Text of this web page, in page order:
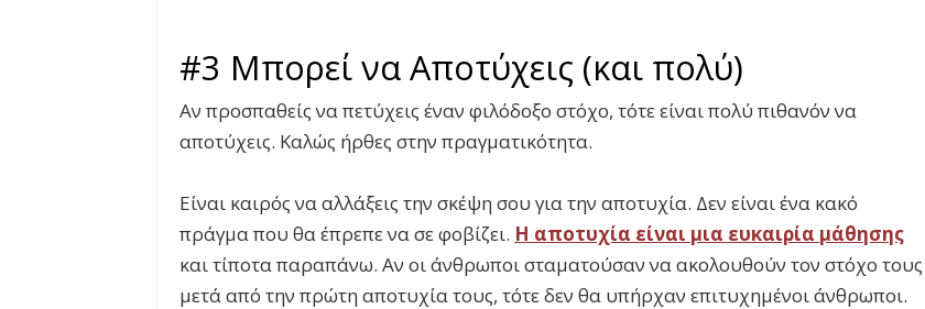
#3 Μπορεί να Αποτύχεις (και πολύ)
Αν προσπαθείς να πετύχεις έναν φιλόδοξο στόχο, τότε είναι πολύ πιθανόν να
αποτύχεις. Καλώς ήρθες στην πραγματικότητα.
Είναι καιρός να αλλάξεις την σκέψη σου για την αποτυχία. Δεν είναι ένα κακό
πράγμα που θα έπρεπε να σε φοβίζει. Η αποτυχία είναι μια ευκαιρία μάθησης
και τίποτα παραπάνω. Αν οι άνθρωποι σταματούσαν να ακολουθούν τον στόχο τους
μετά από την πρώτη αποτυχία τους, τότε δεν θα υπήρχαν επιτυχημένοι άνθρωποι.